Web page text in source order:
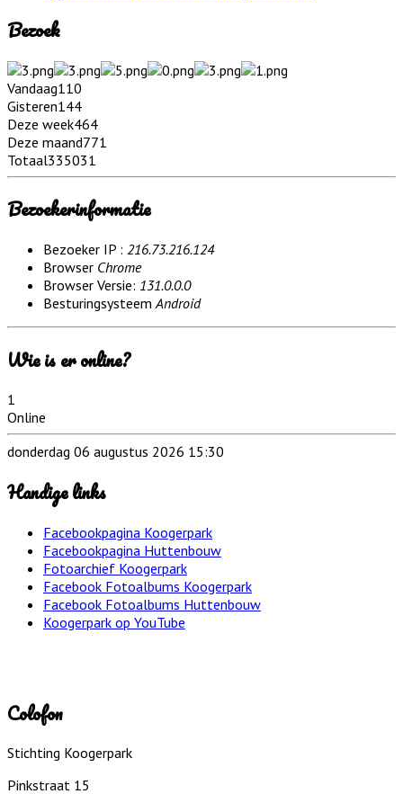
Bezoek
Vandaag110
Gisteren144
Deze week464
Deze maand771
Totaal335031
Bezoekerinformatie
Bezoeker IP : 216.73.216.124
Browser Chrome
Browser Versie: 131.0.0.0
Besturingsysteem Android
Wie is er online?
1
Online
donderdag 06 augustus 2026 15:30
Handige links
Facebookpagina Koogerpark
Facebookpagina Huttenbouw
Fotoarchief Koogerpark
Facebook Fotoalbums Koogerpark
Facebook Fotoalbums Huttenbouw
Koogerpark op YouTube
Colofon
Stichting Koogerpark
Pinkstraat 15